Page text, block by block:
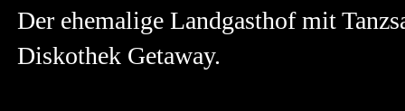
Der ehemalige Landgasthof mit
Diskothek Getaway.